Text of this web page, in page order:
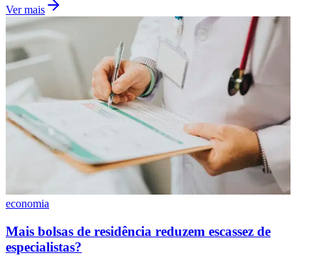
Santos
Ver mais
economia
Mais bolsas de residência reduzem escassez de
especialistas?